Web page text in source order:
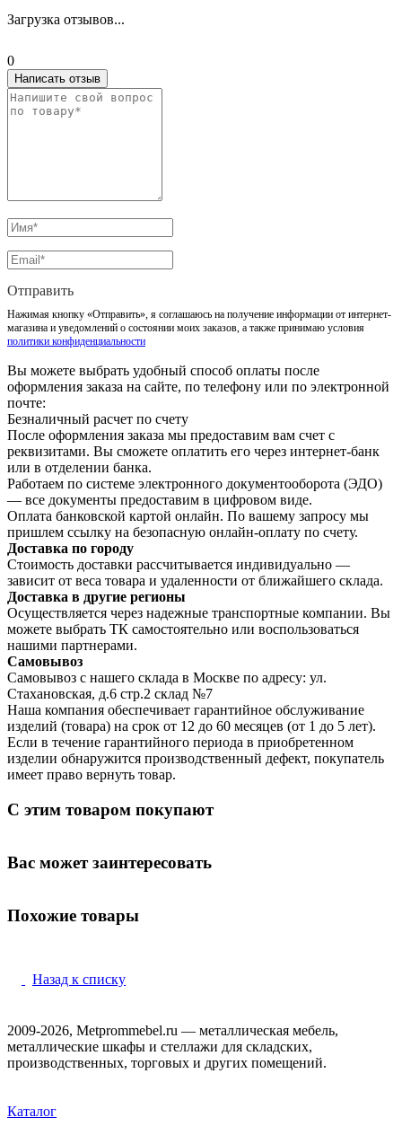
Загрузка отзывов...
0
Написать отзыв
Отправить
Нажимая кнопку «Отправить», я соглашаюсь на получение информации от интернет-
магазина и уведомлений о состоянии моих заказов, а также принимаю условия
политики конфиденциальности
Вы можете выбрать удобный способ оплаты после
оформления заказа на сайте, по телефону или по электронной
почте:
Безналичный расчет по счету
После оформления заказа мы предоставим вам счет с
реквизитами. Вы сможете оплатить его через интернет-банк
или в отделении банка.
Работаем по системе электронного документооборота (ЭДО)
— все документы предоставим в цифровом виде.
Оплата банковской картой онлайн. По вашему запросу мы
пришлем ссылку на безопасную онлайн-оплату по счету.
Доставка по городу
Стоимость доставки рассчитывается индивидуально —
зависит от веса товара и удаленности от ближайшего склада.
Доставка в другие регионы
Осуществляется через надежные транспортные компании. Вы
можете выбрать ТК самостоятельно или воспользоваться
нашими партнерами.
Самовывоз
Самовывоз с нашего склада в Москве по адресу: ул.
Стахановская, д.6 стр.2 склад №7
Наша компания обеспечивает гарантийное обслуживание
изделий (товара) на срок от 12 до 60 месяцев (от 1 до 5 лет).
Если в течение гарантийного периода в приобретенном
изделии обнаружится производственный дефект, покупатель
имеет право вернуть товар.
С этим товаром покупают
Вас может заинтересовать
Похожие товары
Назад к списку
2009-2026, Metprommebel.ru — металлическая мебель,
металлические шкафы и стеллажи для складских,
производственных, торговых и других помещений.
Каталог